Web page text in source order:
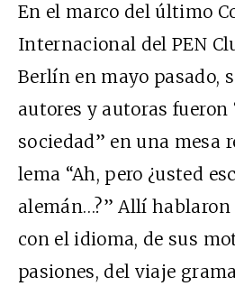
En el marco del último
Internacional del PEN
Berlín en mayo pasado,
autores y autoras fueron
sociedad” en una mesa
lema “Ah, pero ¿usted
alemán…?” Allí hablaron
con el idioma, de sus
pasiones, del viaje